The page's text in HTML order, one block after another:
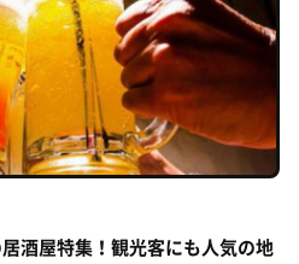
酒屋特集！観光客にも人気の地